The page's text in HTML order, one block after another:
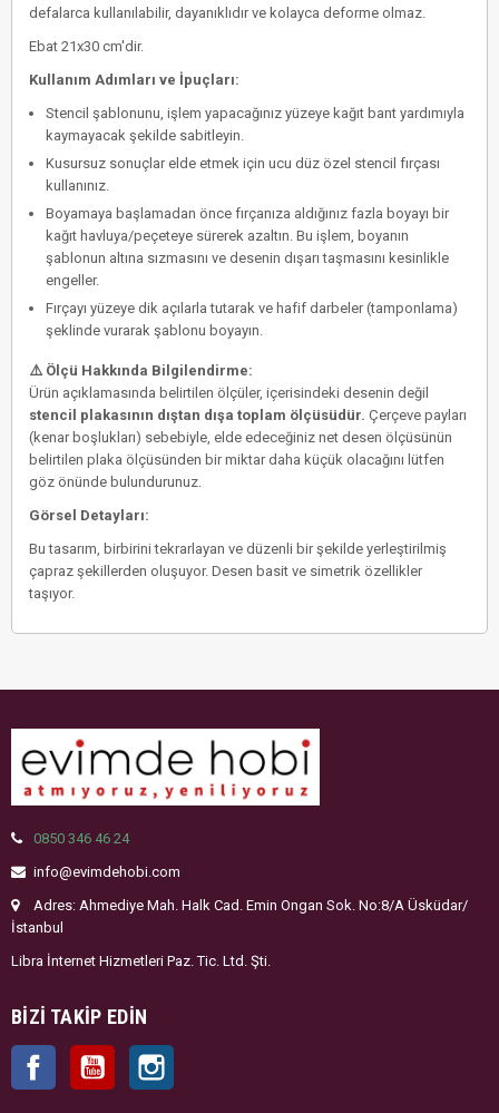
defalarca kullanılabilir, dayanıklıdır ve kolayca deforme olmaz.
Ebat 21x30 cm'dir.
Kullanım Adımları ve İpuçları:
Stencil şablonunu, işlem yapacağınız yüzeye kağıt bant yardımıyla
kaymayacak şekilde sabitleyin.
Kusursuz sonuçlar elde etmek için ucu düz özel stencil fırçası
kullanınız.
Boyamaya başlamadan önce fırçanıza aldığınız fazla boyayı bir
kağıt havluya/peçeteye sürerek azaltın. Bu işlem, boyanın
şablonun altına sızmasını ve desenin dışarı taşmasını kesinlikle
engeller.
Fırçayı yüzeye dik açılarla tutarak ve hafif darbeler (tamponlama)
şeklinde vurarak şablonu boyayın.
⚠️ Ölçü Hakkında Bilgilendirme:
Ürün açıklamasında belirtilen ölçüler, içerisindeki desenin değil
stencil plakasının dıştan dışa toplam ölçüsüdür. Çerçeve payları
(kenar boşlukları) sebebiyle, elde edeceğiniz net desen ölçüsünün
belirtilen plaka ölçüsünden bir miktar daha küçük olacağını lütfen
göz önünde bulundurunuz.
Görsel Detayları:
Bu tasarım, birbirini tekrarlayan ve düzenli bir şekilde yerleştirilmiş
çapraz şekillerden oluşuyor. Desen basit ve simetrik özellikler
taşıyor.
0850 346 46 24
info@evimdehobi.com
Adres: Ahmediye Mah. Halk Cad. Emin Ongan Sok. No:8/A Üsküdar/
İstanbul
Libra İnternet Hizmetleri Paz. Tic. Ltd. Şti.
BIZI TAKIP EDIN
Facebook YouTube